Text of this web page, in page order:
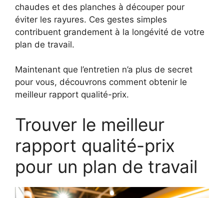
chaudes et des planches à découper pour
éviter les rayures. Ces gestes simples
contribuent grandement à la longévité de votre
plan de travail.
Maintenant que l’entretien n’a plus de secret
pour vous, découvrons comment obtenir le
meilleur rapport qualité-prix.
Trouver le meilleur
rapport qualité-prix
pour un plan de travail